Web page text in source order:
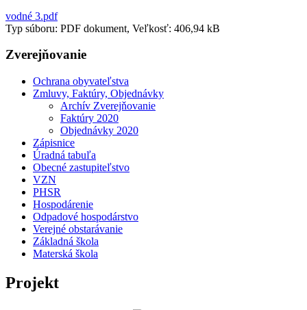
vodné 3.pdf
Typ súboru: PDF dokument, Veľkosť: 406,94 kB
Zverejňovanie
Ochrana obyvateľstva
Zmluvy, Faktúry, Objednávky
Archív Zverejňovanie
Faktúry 2020
Objednávky 2020
Zápisnice
Úradná tabuľa
Obecné zastupiteľstvo
VZN
PHSR
Hospodárenie
Odpadové hospodárstvo
Verejné obstarávanie
Základná škola
Materská škola
Projekt